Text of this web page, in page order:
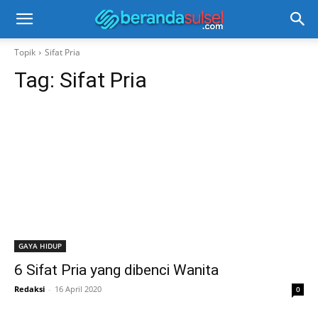
Topik Sifat Pria
Tag: Sifat Pria
GAYA HIDUP
6 Sifat Pria yang dibenci Wanita
Redaksi - 16 April 2020 0